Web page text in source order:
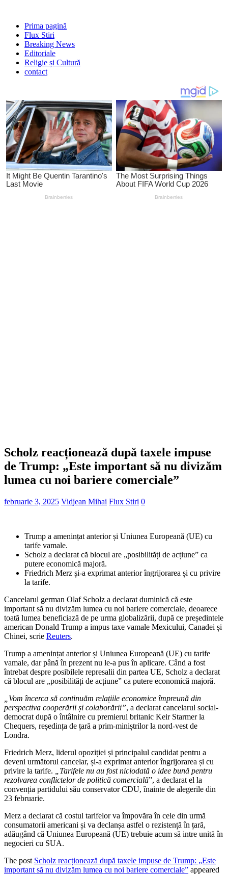
Prima pagină
Flux Stiri
Breaking News
Editoriale
Religie și Cultură
contact
Scholz reacționează după taxele impuse
de Trump: „Este important să nu divizăm
lumea cu noi bariere comerciale”
februarie 3, 2025 Vidjean Mihai Flux Stiri 0
Trump a amenințat anterior și Uniunea Europeană (UE) cu
tarife vamale.
Scholz a declarat că blocul are „posibilități de acțiune” ca
putere economică majoră.
Friedrich Merz și-a exprimat anterior îngrijorarea și cu privire
la tarife.
Cancelarul german Olaf Scholz a declarat duminică că este
important să nu divizăm lumea cu noi bariere comerciale, deoarece
toată lumea beneficiază de pe urma globalizării, după ce președintele
american Donald Trump a impus taxe vamale Mexicului, Canadei și
Chinei, scrie Reuters.
Trump a amenințat anterior și Uniunea Europeană (UE) cu tarife
vamale, dar până în prezent nu le-a pus în aplicare. Când a fost
întrebat despre posibilele represalii din partea UE, Scholz a declarat
că blocul are „posibilități de acțiune” ca putere economică majoră.
„Vom încerca să continuăm relațiile economice împreună din
perspectiva cooperării și colaborării”, a declarat cancelarul social-
democrat după o întâlnire cu premierul britanic Keir Starmer la
Chequers, reședința de țară a prim-miniștrilor la nord-vest de
Londra.
Friedrich Merz, liderul opoziției și principalul candidat pentru a
deveni următorul cancelar, și-a exprimat anterior îngrijorarea și cu
privire la tarife.
„Tarifele nu au fost niciodată o idee bună pentru
rezolvarea conflictelor de politică comercială”, a declarat el la
convenția partidului său conservator CDU, înainte de alegerile din
23 februarie.
Merz a declarat că costul tarifelor va împovăra în cele din urmă
consumatorii americani și va declanșa astfel o rezistență în țară,
adăugând că Uniunea Europeană (UE) trebuie acum să intre unită în
negocieri cu SUA.
The post Scholz reacționează după taxele impuse de Trump: „Este
important să nu divizăm lumea cu noi bariere comerciale” appeared